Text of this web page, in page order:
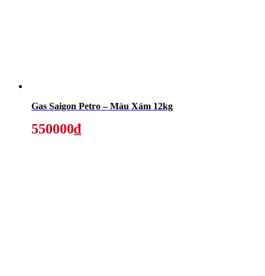
Gas Saigon Petro – Màu Xám 12kg
550000₫